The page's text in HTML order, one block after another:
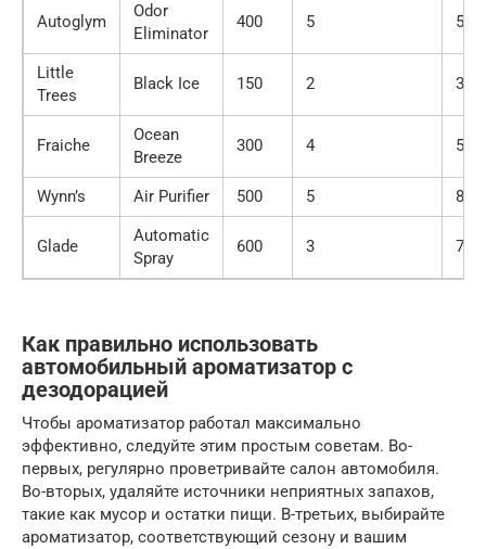
Autoglym
Odor
Eliminator
400 5 5
Little
Trees
Black Ice 150 2 3
Fraiche
Ocean
Breeze
300 4 5
Wynn’s Air Purifier 500 5 8
Glade
Automatic
Spray
600 3 7
Как правильно использовать
автомобильный ароматизатор с
дезодорацией
Чтобы ароматизатор работал максимально
эффективно, следуйте этим простым советам. Во-
первых, регулярно проветривайте салон автомобиля.
Во-вторых, удаляйте источники неприятных запахов,
такие как мусор и остатки пищи. В-третьих, выбирайте
ароматизатор, соответствующий сезону и вашим